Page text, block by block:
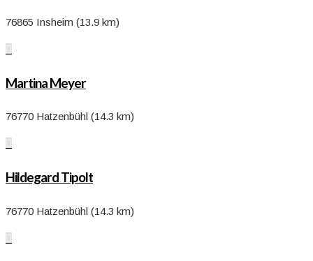
76865 Insheim (13.9 km)

Martina Meyer
76770 Hatzenbühl (14.3 km)

Hildegard Tipolt
76770 Hatzenbühl (14.3 km)
